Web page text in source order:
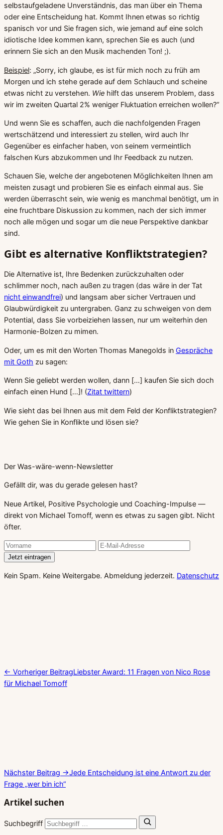
selbstaufgeladene Unverständnis, das man über ein Thema
oder eine Entscheidung hat. Kommt Ihnen etwas so richtig
spanisch vor und Sie fragen sich, wie jemand auf eine solch
idiotische Idee kommen kann, sprechen Sie es auch (und
erinnern Sie sich an den Musik machenden Ton! ;).
Beispiel: „Sorry, ich glaube, es ist für mich noch zu früh am
Morgen und ich stehe gerade auf dem Schlauch und scheine
etwas nicht zu verstehen. Wie hilft das unserem Problem, dass
wir im zweiten Quartal 2% weniger Fluktuation erreichen wollen?“
Und wenn Sie es schaffen, auch die nachfolgenden Fragen
wertschätzend und interessiert zu stellen, wird auch Ihr
Gegenüber es einfacher haben, von seinem vermeintlich
falschen Kurs abzukommen und Ihr Feedback zu nutzen.
Schauen Sie, welche der angebotenen Möglichkeiten Ihnen am
meisten zusagt und probieren Sie es einfach einmal aus. Sie
werden überrascht sein, wie wenig es manchmal benötigt, um in
eine fruchtbare Diskussion zu kommen, nach der sich immer
noch alle mögen und sogar um die neue Perspektive dankbar
sind.
Gibt es alternative Konfliktstrategien?
Die Alternative ist, Ihre Bedenken zurückzuhalten oder
schlimmer noch, nach außen zu tragen (das wäre in der Tat
nicht einwandfrei) und langsam aber sicher Vertrauen und
Glaubwürdigkeit zu untergraben. Ganz zu schweigen von dem
Potential, dass Sie vorbeiziehen lassen, nur um weiterhin den
Harmonie-Bolzen zu mimen.
Oder, um es mit den Worten Thomas Manegolds in Gespräche
mit Goth zu sagen:
Wenn Sie geliebt werden wollen, dann […] kaufen Sie sich doch
einfach einen Hund […]! (Zitat twittern)
Wie sieht das bei Ihnen aus mit dem Feld der Konfliktstrategien?
Wie gehen Sie in Konflikte und lösen sie?
Der Was-wäre-wenn-Newsletter
Gefällt dir, was du gerade gelesen hast?
Neue Artikel, Positive Psychologie und Coaching-Impulse —
direkt von Michael Tomoff, wenn es etwas zu sagen gibt. Nicht
öfter.
Jetzt eintragen
Kein Spam. Keine Weitergabe. Abmeldung jederzeit. Datenschutz
← Vorheriger BeitragLiebster Award: 11 Fragen von Nico Rose
für Michael Tomoff
Nächster Beitrag →Jede Entscheidung ist eine Antwort zu der
Frage „wer bin ich“
Artikel suchen
Suchbegriff